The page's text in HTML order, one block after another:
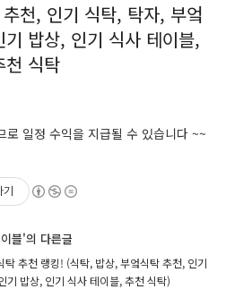
천, 인기 식탁, 탁자, 부엌
밥상, 인기 식사 테이블,
천 식탁
로 일정 수익을 지급될 수 있습니다 ~~
블'의 다른글
탁 추천 랭킹! (식탁, 밥상, 부엌식탁 추천, 인기
기 밥상, 인기 식사 테이블, 추천 식탁)